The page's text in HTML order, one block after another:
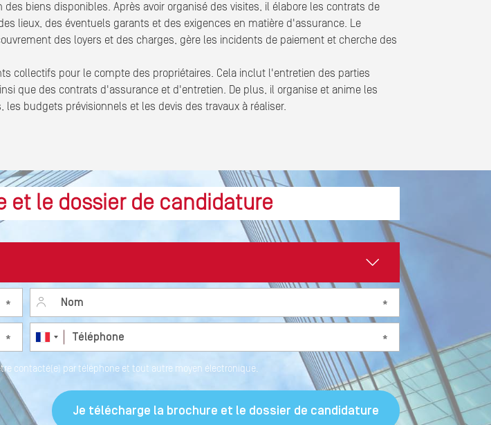
biens disponibles. Après avoir organisé des visites, il élabore les contrats de
lieux, des éventuels garants et des exigences en matière d'assurance. Le
des loyers et des charges, gère les incidents de paiement et cherche des
collectifs pour le compte des propriétaires. Cela inclut l'entretien des parties
que des contrats d'assurance et d'entretien. De plus, il organise et anime les
budgets prévisionnels et les devis des travaux à réaliser.
et le dossier de candidature
Nom
Téléphone*
contacté(e) par téléphone et tout autre moyen électronique.